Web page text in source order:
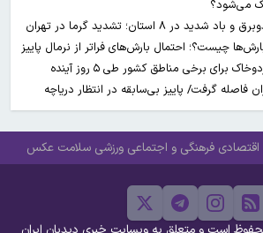
می‌شود؟
در ۸ استان؛ تشدید گرما در تهران
چیست؟؛ احتمال بارش‌های فراتر از نرمال پاییز
برای برخی مناطق کشور طی ۵ روز آینده
فاصله گرفت/ پاییز بی‌سابقه در انتظار دریاچه
اقتصادی فرهنگی و اجتماعی ورزشی سلامت عکس